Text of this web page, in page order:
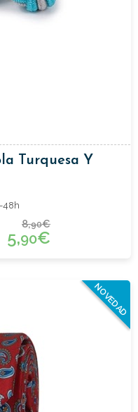
Turquesa Y
48h
8,90€
5,90€
NOVEDAD